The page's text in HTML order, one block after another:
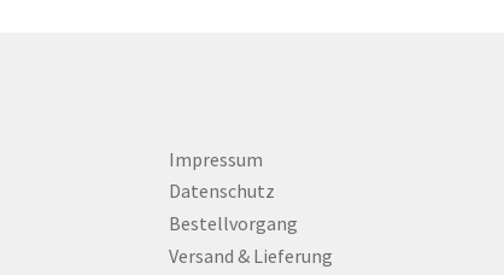
Impressum
Datenschutz
Bestellvorgang
Versand & Lieferung